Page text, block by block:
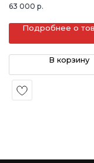
63 000 р.
Подробнее о
В корзину